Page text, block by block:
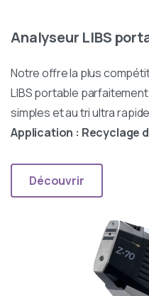
Analyseur LIBS
Notre offre la plus
LIBS portable
simples et au tri ultra
Application : Recyclage
Découvrir